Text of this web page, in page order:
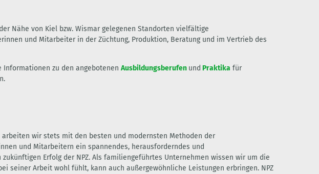
Nähe von Kiel bzw. Wismar gelegenen Standorten vielfältige
und Mitarbeiter in der Züchtung, Produktion, Beratung und im Vertrieb des
zu den angebotenen Ausbildungsberufen und Praktika für
wir stets mit den besten und modernsten Methoden der
und Mitarbeitern ein spannendes, herausforderndes und
Erfolg der NPZ. Als familiengeführtes Unternehmen wissen wir um die
seiner Arbeit wohl fühlt, kann auch außergewöhnliche Leistungen erbringen. NPZ